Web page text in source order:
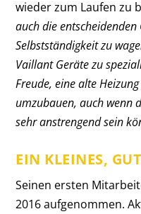
wieder zum Laufen zu
auch die
Selbstständigkeit zu
Vaillant Geräte zu
Freude, eine alte
umzubauen, auch wenn
sehr anstrengend sein
EIN KLEINES,
Seinen ersten
2016 aufgenommen.